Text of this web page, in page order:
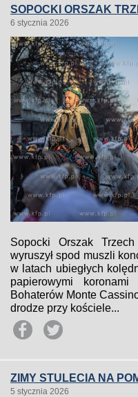
SOPOCKI ORSZAK
6 stycznia 2026
Sopocki Orszak
wyruszył spod muszli
w latach ubiegłych
papierowymi
Bohaterów Monte
drodze przy kościele...
ZIMY STULECIA NA
5 stycznia 2026